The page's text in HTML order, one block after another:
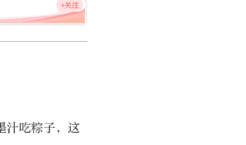
+关注
汁吃粽子，这